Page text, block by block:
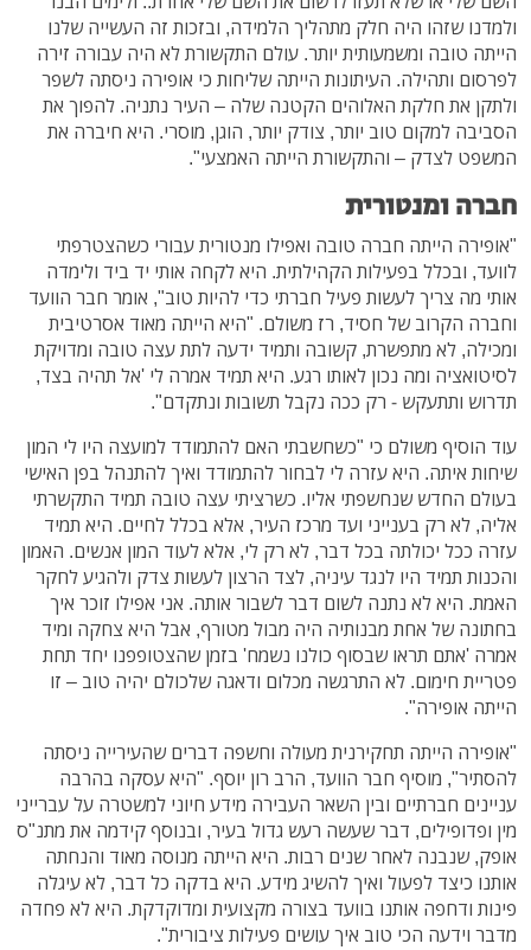
ולמדנו שזהו היה חלק מתהליך הלמידה, ובזכות זה העשייה שלנו
הייתה טובה ומשמעותית יותר. עולם התקשורת לא היה עבורה זירה
לפרסום ותהילה. העיתונות הייתה שליחות כי אופירה ניסתה לשפר
ולתקן את חלקת האלוהים הקטנה שלה – העיר נתניה. להפוך את
הסביבה למקום טוב יותר, צודק יותר, הוגן, מוסרי. היא חיברה את
המשפט לצדק – והתקשורת הייתה האמצעי".
חברה ומנטורית
"אופירה הייתה חברה טובה ואפילו מנטורית עבורי כשהצטרפתי
לוועד, ובכלל בפעילות הקהילתית. היא לקחה אותי יד ביד ולימדה
אותי מה צריך לעשות פעיל חברתי כדי להיות טוב", אומר חבר הוועד
וחברה הקרוב של חסיד, רז משולם. "היא הייתה מאוד אסרטיבית
ומכילה, לא מתפשרת, קשובה ותמיד ידעה לתת עצה טובה ומדויקת
לסיטואציה ומה נכון לאותו רגע. היא תמיד אמרה לי 'אל תהיה בצד,
תדרוש ותתעקש - רק ככה נקבל תשובות ונתקדם".
עוד הוסיף משולם כי "כשחשבתי האם להתמודד למועצה היו לי המון
שיחות איתה. היא עזרה לי לבחור להתמודד ואיך להתנהל בפן האישי
בעולם החדש שנחשפתי אליו. כשרציתי עצה טובה תמיד התקשרתי
אליה, לא רק בענייני ועד מרכז העיר, אלא בכלל לחיים. היא תמיד
עזרה ככל יכולתה בכל דבר, לא רק לי, אלא לעוד המון אנשים. האמון
והכנות תמיד היו לנגד עיניה, לצד הרצון לעשות צדק ולהגיע לחקר
האמת. היא לא נתנה לשום דבר לשבור אותה. אני אפילו זוכר איך
בחתונה של אחת מבנותיה היה מבול מטורף, אבל היא צחקה ומיד
אמרה 'אתם תראו שבסוף כולנו נשמח' בזמן שהצטופפנו יחד תחת
פטריית חימום. לא התרגשה מכלום ודאגה שלכולם יהיה טוב – זו
הייתה אופירה".
"אופירה הייתה תחקירנית מעולה וחשפה דברים שהעירייה ניסתה
להסתיר", מוסיף חבר הוועד, הרב רון יוסף. "היא עסקה בהרבה
עניינים חברתיים ובין השאר העבירה מידע חיוני למשטרה על עברייני
מין ופדופילים, דבר שעשה רעש גדול בעיר, ובנוסף קידמה את מתנ"ס
אופק, שנבנה לאחר שנים רבות. היא הייתה מנוסה מאוד והנחתה
אותנו כיצד לפעול ואיך להשיג מידע. היא בדקה כל דבר, לא עיגלה
פינות ודחפה אותנו בוועד בצורה מקצועית ומדוקדקת. היא לא פחדה
מדבר וידעה הכי טוב איך עושים פעילות ציבורית".